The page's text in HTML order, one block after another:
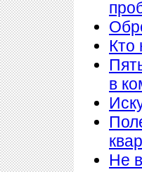
Кто
в
Не